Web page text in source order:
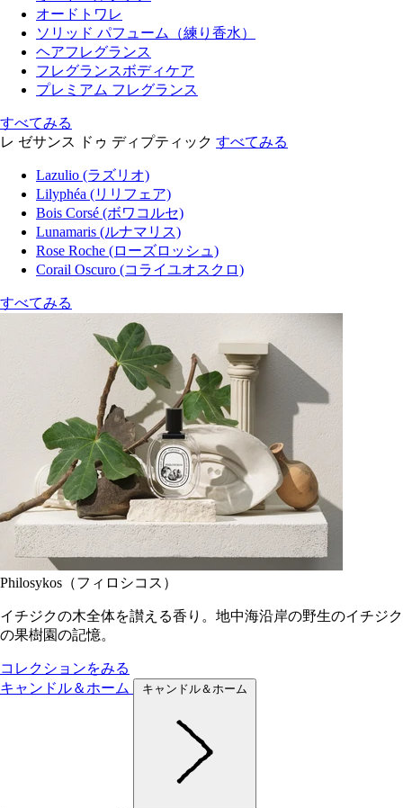
オードトワレ
ソリッド パフューム（練り香水）
ヘアフレグランス
フレグランスボディケア
プレミアム フレグランス
すべてみる
レ ゼサンス ドゥ ディプティック すべてみる
Lazulio (ラズリオ)
Lilyphéa (リリフェア)
Bois Corsé (ボワコルセ)
Lunamaris (ルナマリス)
Rose Roche (ローズロッシュ)
Corail Oscuro (コライユオスクロ)
すべてみる
Philosykos（フィロシコス）
イチジクの木全体を讃える香り。地中海沿岸の野生のイチジク
の果樹園の記憶。
コレクションをみる
キャンドル＆ホーム
キャンドル＆ホーム